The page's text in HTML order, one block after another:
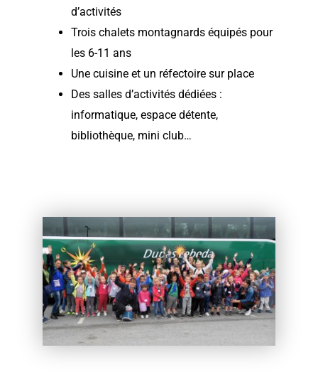
d’activités
Trois chalets montagnards équipés pour
les 6-11 ans
Une cuisine et un réfectoire sur place
Des salles d’activités dédiées :
informatique, espace détente,
bibliothèque, mini club…